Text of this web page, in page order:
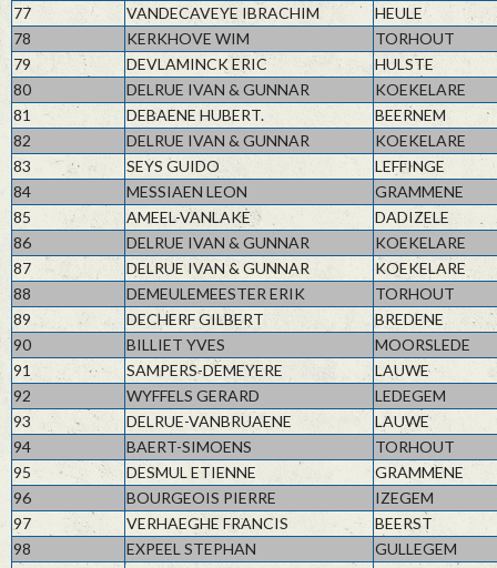
77
VANDECAVEYE IBRACHIM
HEULE
78
KERKHOVE WIM
TORHOUT
79
DEVLAMINCK ERIC
HULSTE
80
DELRUE IVAN & GUNNAR
KOEKELARE
81
DEBAENE HUBERT.
BEERNEM
82
DELRUE IVAN & GUNNAR
KOEKELARE
83
SEYS GUIDO
LEFFINGE
84
MESSIAEN LEON
GRAMMENE
85
AMEEL-VANLAKE
DADIZELE
86
DELRUE IVAN & GUNNAR
KOEKELARE
87
DELRUE IVAN & GUNNAR
KOEKELARE
88
DEMEULEMEESTER ERIK
TORHOUT
89
DECHERF GILBERT
BREDENE
90
BILLIET YVES
MOORSLEDE
91
SAMPERS-DEMEYERE
LAUWE
92
WYFFELS GERARD
LEDEGEM
93
DELRUE-VANBRUAENE
LAUWE
94
BAERT-SIMOENS
TORHOUT
95
DESMUL ETIENNE
GRAMMENE
96
BOURGEOIS PIERRE
IZEGEM
97
VERHAEGHE FRANCIS
BEERST
98
EXPEEL STEPHAN
GULLEGEM